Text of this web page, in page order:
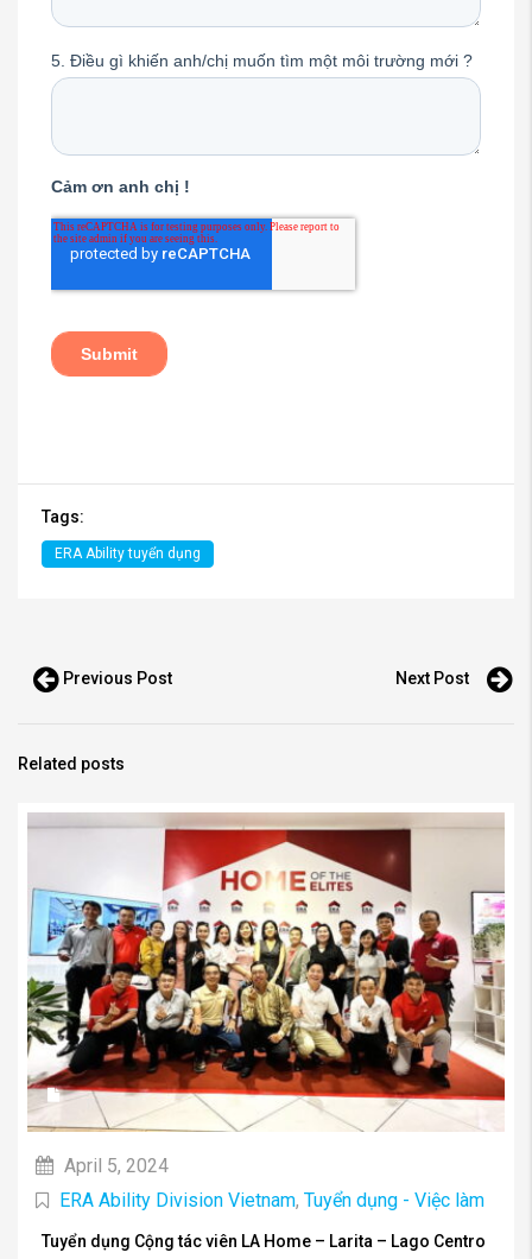
Tags:
ERA Ability tuyển dụng
Previous Post Next Post
Related posts
April 5, 2024
ERA Ability Division Vietnam, Tuyển dụng - Việc làm
Tuyển dụng Cộng tác viên LA Home – Larita – Lago Centro